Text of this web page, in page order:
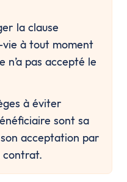
la clause
vie à tout moment
pas accepté le
à éviter
sont sa
acceptation par
contrat.